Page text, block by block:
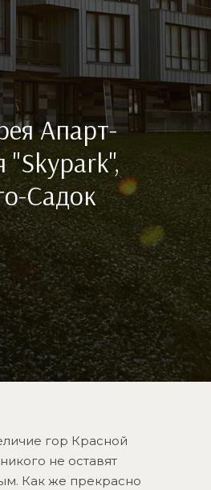
Апарт-
"Skypark",
Садок
гор Красной
не оставят
Как же прекрасно